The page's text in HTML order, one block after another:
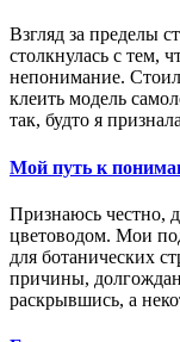
Взгляд за пределы
столкнулась с тем,
непонимание.
клеить модель
так, будто я
Мой путь к
Признаюсь честно,
цветоводом. Мои
для ботанических
причины,
раскрывшись, а